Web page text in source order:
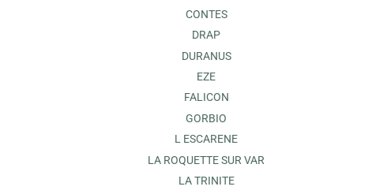
CONTES
DRAP
DURANUS
EZE
FALICON
GORBIO
L ESCARENE
LA ROQUETTE SUR VAR
LA TRINITE